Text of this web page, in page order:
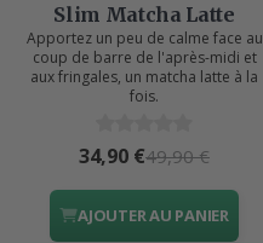
Slim Matcha Latte
Apportez un peu de calme face au
coup de barre de l'après-midi et
aux fringales, un matcha latte à la
fois.
34,90 €49,90 €
AJOUTER AU PANIER